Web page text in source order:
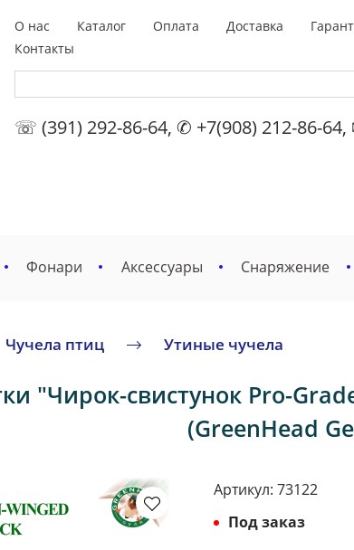
О нас Каталог Оплата Доставка
Контакты
☏ (391) 292-86-64, ✆ +7(908) 212-86-
Фонари Аксессуары Снаряжение
Чучела птиц Утиные чучела
"Чирок-свистунок Pro-
(GreenHead
Артикул: 73122
Под заказ